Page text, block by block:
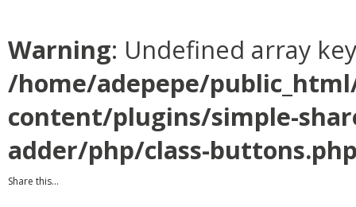
Warning: Undefined array
/home/adepepe/
content/plugins/simple-
adder/php/class-
Share this...